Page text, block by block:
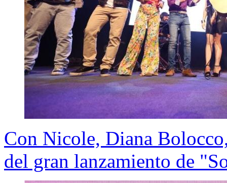
Con Nicole, Diana
del gran lanzamiento de